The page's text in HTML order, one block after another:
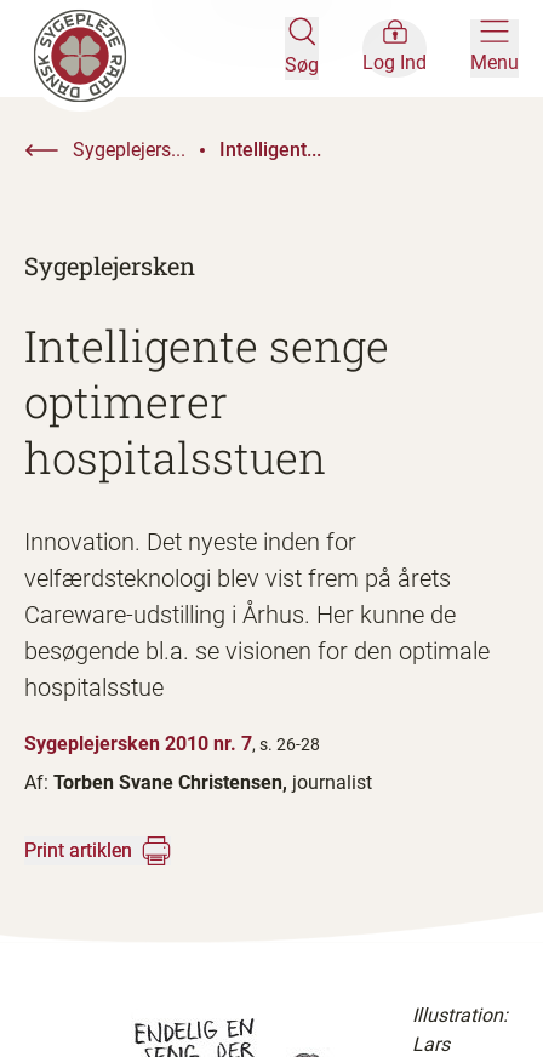
Søg Log Ind Menu
Sygeplejers... Intelligent...
Sygeplejersken
Intelligente senge
optimerer
hospitalsstuen
Innovation. Det nyeste inden for
velfærdsteknologi blev vist frem på årets
Careware-udstilling i Århus. Her kunne de
besøgende bl.a. se visionen for den optimale
hospitalsstue
Sygeplejersken 2010 nr. 7, s. 26-28
Af: Torben Svane Christensen, journalist
Print artiklen
Illustration:
Lars